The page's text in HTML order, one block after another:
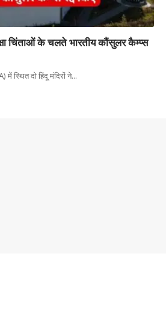
चिंताओं के चलते भारतीय कौंसुलर कैम्प्स
में स्थित दो हिंदू मंदिरों ने…